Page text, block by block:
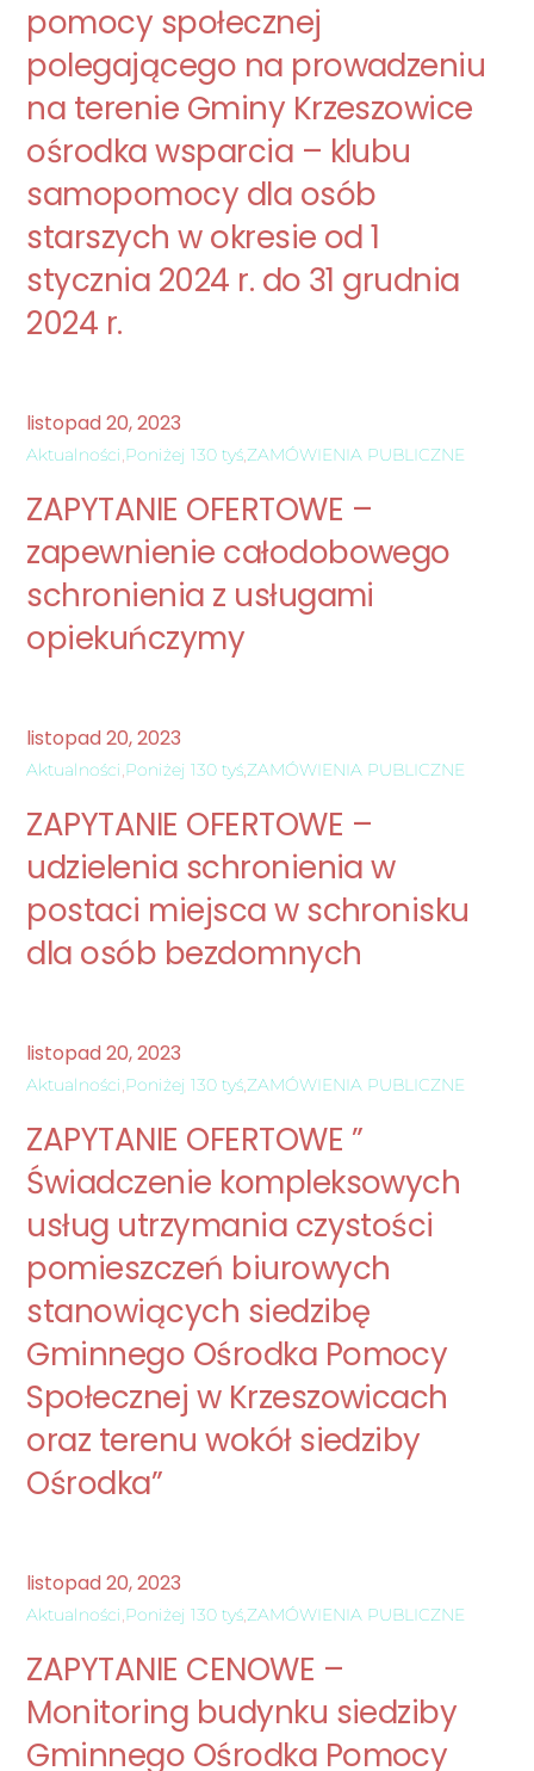
pomocy społecznej
polegającego na prowadzeniu
na terenie Gminy Krzeszowice
ośrodka wsparcia – klubu
samopomocy dla osób
starszych w okresie od 1
stycznia 2024 r. do 31 grudnia
2024 r.
listopad 20,2023
Aktualności,Poniżej 130 tyś,ZAMÓWIENIA PUBLICZNE
ZAPYTANIE OFERTOWE –
zapewnienie całodobowego
schronienia z usługami
opiekuńczymy
listopad 20,2023
Aktualności,Poniżej 130 tyś,ZAMÓWIENIA PUBLICZNE
ZAPYTANIE OFERTOWE –
udzielenia schronienia w
postaci miejsca w schronisku
dla osób bezdomnych
listopad 20,2023
Aktualności,Poniżej 130 tyś,ZAMÓWIENIA PUBLICZNE
ZAPYTANIE OFERTOWE ”
Świadczenie kompleksowych
usług utrzymania czystości
pomieszczeń biurowych
stanowiących siedzibę
Gminnego Ośrodka Pomocy
Społecznej w Krzeszowicach
oraz terenu wokół siedziby
Ośrodka”
listopad 20,2023
Aktualności,Poniżej 130 tyś,ZAMÓWIENIA PUBLICZNE
ZAPYTANIE CENOWE –
Monitoring budynku siedziby
Gminnego Ośrodka Pomocy